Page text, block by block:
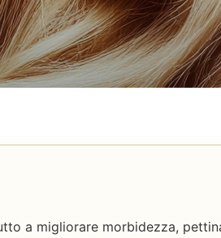
a migliorare morbidezza,